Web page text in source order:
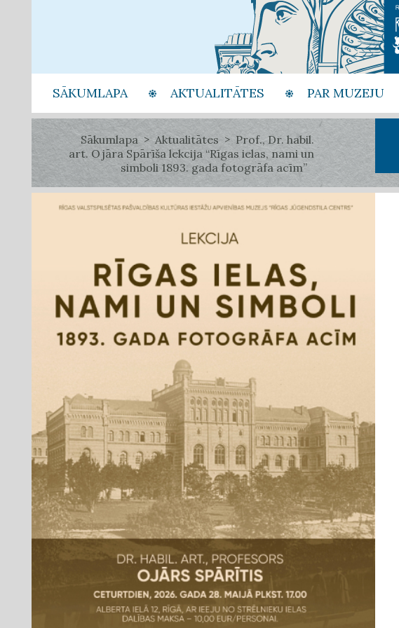
SĀKUMLAPA AKTUALITĀTES PAR MUZEJU
Sākumlapa Aktualitātes
Prof., Dr. habil.
art. Ojāra Spārīša lekcija “Rīgas ielas, nami un
simboli 1893. gada fotogrāfa acīm”